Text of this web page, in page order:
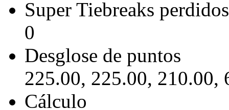
Super Tiebreaks perdidos
0
Desglose de puntos
225.00, 225.00, 210.00,
Cálculo